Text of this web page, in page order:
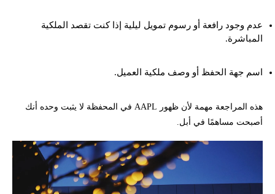
عدم وجود رافعة أو رسوم تمويل ليلية إذا كنت تقصد الملكية
المباشرة.
اسم جهة الحفظ أو وصف ملكية العميل.
هذه المراجعة مهمة لأن ظهور AAPL في المحفظة لا يثبت وحده أنك
أصبحت مساهمًا في أبل.